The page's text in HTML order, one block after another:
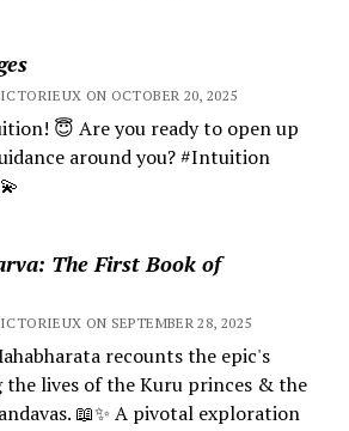
ON OCTOBER 20, 2025
😇 Are you ready to open up
around you? #Intuition
The First Book of
ON SEPTEMBER 28, 2025
recounts the epic's
the lives of the Kuru princes & the
📖✨ A pivotal exploration